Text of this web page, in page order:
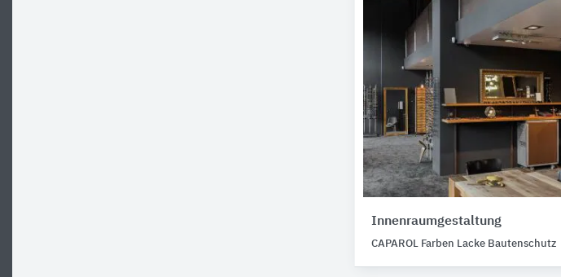
Innenraumgestaltung
CAPAROL Farben Lacke Bautenschutz